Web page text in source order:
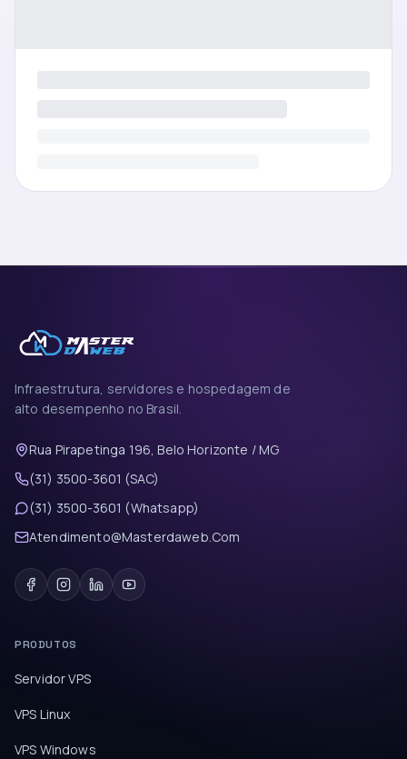
Infraestrutura, servidores e hospedagem de
alto desempenho no Brasil.
Rua Pirapetinga 196, Belo Horizonte / MG
(31) 3500-3601 (SAC)
(31) 3500-3601 (Whatsapp)
Atendimento@Masterdaweb.Com
PRODUTOS
Servidor VPS
VPS Linux
VPS Windows